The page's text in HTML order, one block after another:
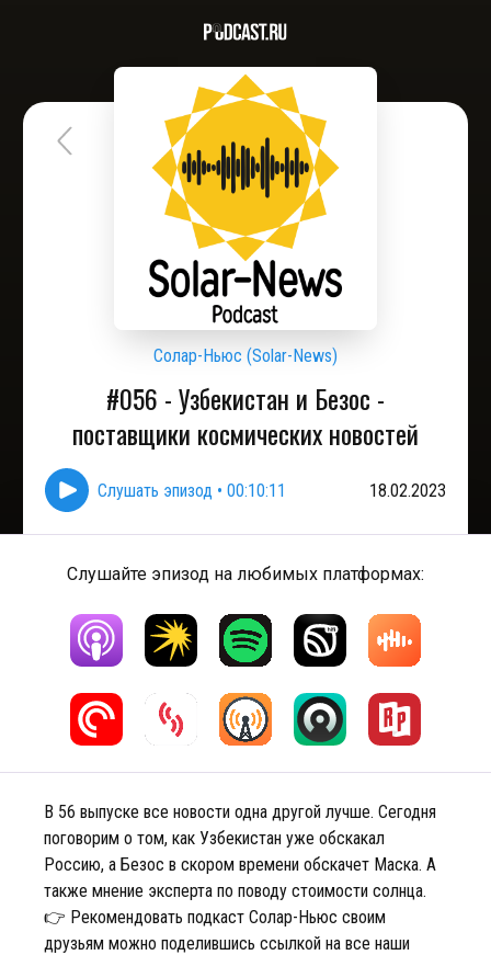
Солар-Ньюс (Solar-News)
#056 - Узбекистан и Безос -
поставщики космических новостей
Слушать эпизод • 00:10:11 18.02.2023
Слушайте эпизод на любимых платформах:
В 56 выпуске все новости одна другой лучше. Сегодня
поговорим о том, как Узбекистан уже обскакал
Россию, а Безос в скором времени обскачет Маска. А
также мнение эксперта по поводу стоимости солнца.
👉 Рекомендовать подкаст Солар-Ньюс своим
друзьям можно поделившись ссылкой на все наши